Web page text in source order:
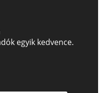
egyik kedvence.